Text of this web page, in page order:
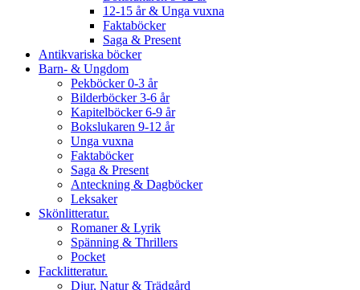
12-15 år & Unga vuxna
Faktaböcker
Saga & Present
Antikvariska böcker
Barn- & Ungdom
Pekböcker 0-3 år
Bilderböcker 3-6 år
Kapitelböcker 6-9 år
Bokslukaren 9-12 år
Unga vuxna
Faktaböcker
Saga & Present
Anteckning & Dagböcker
Leksaker
Skönlitteratur.
Romaner & Lyrik
Spänning & Thrillers
Pocket
Facklitteratur.
Djur, Natur & Trädgård